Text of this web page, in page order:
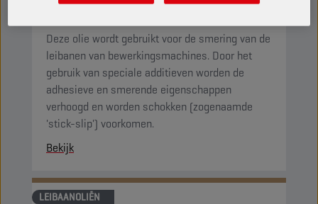
Deze olie wordt gebruikt voor de smering van de
leibanen van bewerkingsmachines. Door het
gebruik van speciale additieven worden de
adhesieve en smerende eigenschappen
verhoogd en worden schokken (zogenaamde
'stick-slip') voorkomen.
Bekijk
LEIBAANOLIËN